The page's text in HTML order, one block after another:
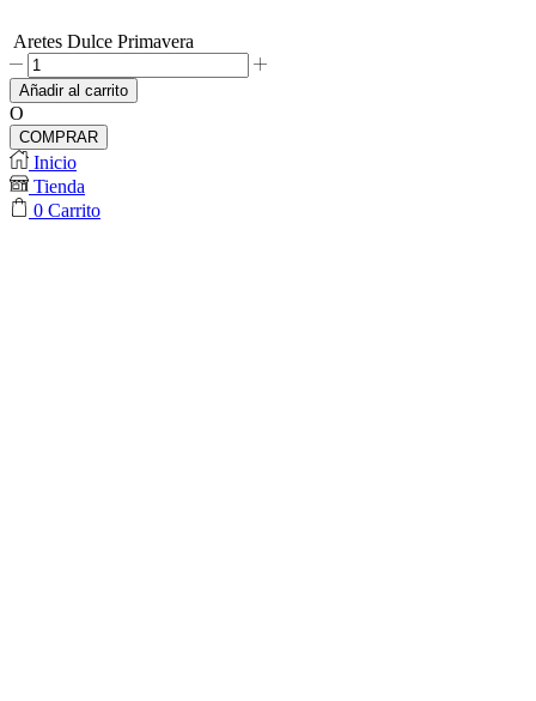
Aretes Dulce Primavera
Aretes
Dulce
Primavera
cantidad
Añadir al carrito
O
COMPRAR
Inicio
Tienda
0 Carrito